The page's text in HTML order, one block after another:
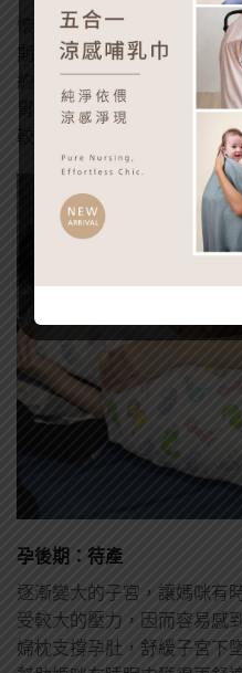
懷孕時因黃體素大量分泌，
期子宮相較早期明顯變大，
約肌被移位，還可能頂到肺
胃食道逆流的狀況而影響睡
較易入眠。
孕後期：待產
逐漸變大的子宮，讓媽咪有
受較大的壓力，因而容易感
婦枕支撐孕肚，舒緩子宮下